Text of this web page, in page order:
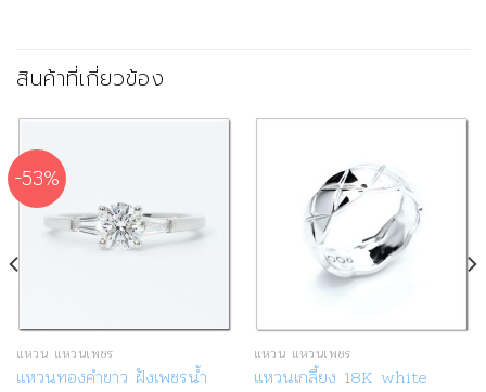
สินค้าที่เกี่ยวข้อง
-53%
แหวน แหวนเพชร
แหวนทองคำขาว ฝังเพชรน้ำ
แหวน แหวนเพชร
แหวนเกลี้ยง 18K white